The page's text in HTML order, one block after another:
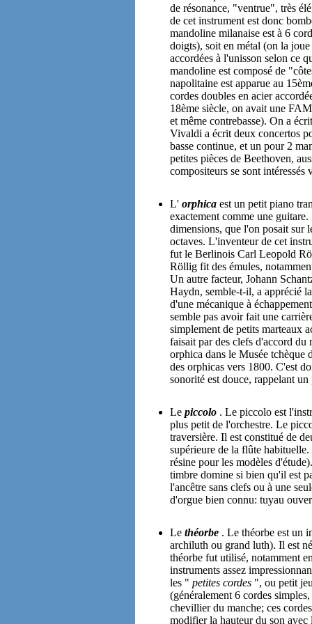
de résonance, "ventrue", très
de cet instrument est donc
mandoline milanaise est à 6
doigts), soit en métal (on la
accordées à l'unisson selon ce
mandoline est composé de
napolitaine est apparue au
cordes doubles en acier
18ème siècle, on avait une
et même contrebasse). On a
Vivaldi a écrit deux concertos
basse continue, et un pour 2
petites pièces de Beethoven,
compositeurs se sont intéressés
L' orphica est un petit piano
exactement comme une
dimensions, que l'on posait sur
octaves. L'inventeur de cet
fut le Berlinois Carl Leopold
Röllig fit des émules,
Un autre facteur, Johann
Haydn, semble-t-il, a apprécié
d'une mécanique à
semble pas avoir fait une
simplement de petits marteaux
faisait par des clefs d'accord du
orphica dans le Musée tchèque
des orphicas vers 1800. C'est
sonorité est douce, rappelant
Le piccolo . Le piccolo est
plus petit de l'orchestre. Le
traversière. Il est constitué de
supérieure de la flûte
résine pour les modèles
timbre domine si bien qu'il est
l'ancêtre sans clefs ou à une
d'orgue bien connu: tuyau
Le théorbe . Le théorbe est un
archiluth ou grand luth). Il est
théorbe fut utilisé, notamment
instruments assez
les " petites cordes ", ou petit
(généralement 6 cordes
chevillier du manche; ces
modifier la hauteur du son